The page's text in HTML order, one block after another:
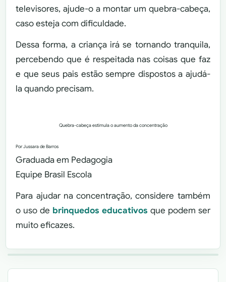
televisores, ajude-o a montar um quebra-cabeça,
caso esteja com dificuldade.
Dessa forma, a criança irá se tornando tranquila,
percebendo que é respeitada nas coisas que faz
e que seus pais estão sempre dispostos a ajudá-
la quando precisam.
Quebra-cabeça estimula o aumento da concentração
Por Jussara de Barros
Graduada em Pedagogia
Equipe Brasil Escola
Para ajudar na concentração, considere também
o uso de brinquedos educativos que podem ser
muito eficazes.